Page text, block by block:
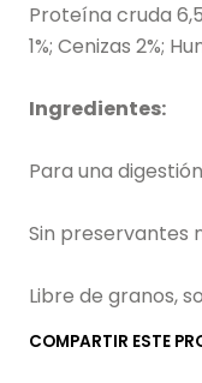
Proteína cruda
1%; Cenizas 2%;
Ingredientes:
Para una
Sin preservantes
Libre de granos,
COMPARTIR ESTE